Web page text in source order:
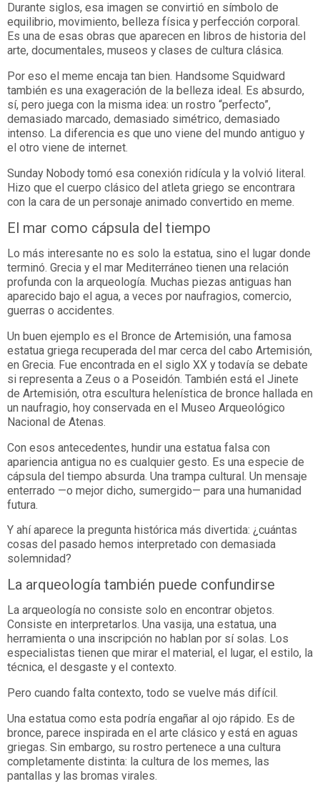
Durante siglos, esa imagen se convirtió en símbolo de
equilibrio, movimiento, belleza física y perfección corporal.
Es una de esas obras que aparecen en libros de historia del
arte, documentales, museos y clases de cultura clásica.
Por eso el meme encaja tan bien. Handsome Squidward
también es una exageración de la belleza ideal. Es absurdo,
sí, pero juega con la misma idea: un rostro “perfecto”,
demasiado marcado, demasiado simétrico, demasiado
intenso. La diferencia es que uno viene del mundo antiguo y
el otro viene de internet.
Sunday Nobody tomó esa conexión ridícula y la volvió literal.
Hizo que el cuerpo clásico del atleta griego se encontrara
con la cara de un personaje animado convertido en meme.
El mar como cápsula del tiempo
Lo más interesante no es solo la estatua, sino el lugar donde
terminó. Grecia y el mar Mediterráneo tienen una relación
profunda con la arqueología. Muchas piezas antiguas han
aparecido bajo el agua, a veces por naufragios, comercio,
guerras o accidentes.
Un buen ejemplo es el Bronce de Artemisión, una famosa
estatua griega recuperada del mar cerca del cabo Artemisión,
en Grecia. Fue encontrada en el siglo XX y todavía se debate
si representa a Zeus o a Poseidón. También está el Jinete
de Artemisión, otra escultura helenística de bronce hallada en
un naufragio, hoy conservada en el Museo Arqueológico
Nacional de Atenas.
Con esos antecedentes, hundir una estatua falsa con
apariencia antigua no es cualquier gesto. Es una especie de
cápsula del tiempo absurda. Una trampa cultural. Un mensaje
enterrado —o mejor dicho, sumergido— para una humanidad
futura.
Y ahí aparece la pregunta histórica más divertida: ¿cuántas
cosas del pasado hemos interpretado con demasiada
solemnidad?
La arqueología también puede confundirse
La arqueología no consiste solo en encontrar objetos.
Consiste en interpretarlos. Una vasija, una estatua, una
herramienta o una inscripción no hablan por sí solas. Los
especialistas tienen que mirar el material, el lugar, el estilo, la
técnica, el desgaste y el contexto.
Pero cuando falta contexto, todo se vuelve más difícil.
Una estatua como esta podría engañar al ojo rápido. Es de
bronce, parece inspirada en el arte clásico y está en aguas
griegas. Sin embargo, su rostro pertenece a una cultura
completamente distinta: la cultura de los memes, las
pantallas y las bromas virales.